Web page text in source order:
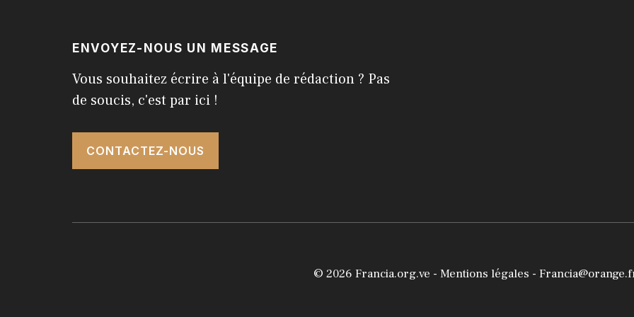
ENVOYEZ-NOUS UN MESSAGE
Vous souhaitez écrire à l'équipe de rédaction ? Pas
de soucis, c'est par ici !
CONTACTEZ-NOUS
© 2026 Francia.org.ve - Mentions légales -